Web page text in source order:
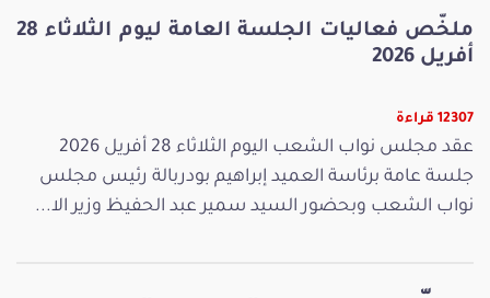
ملخّص فعاليات الجلسة العامة ليوم الثلاثاء 28
أفريل 2026
12307 قراءة
عقد مجلس نواب الشعب اليوم الثلاثاء 28 أفريل 2026
جلسة عامة برئاسة العميد إبراهيم بودربالة رئيس مجلس
نواب الشعب وبحضور السيد سمير عبد الحفيظ وزير الا...